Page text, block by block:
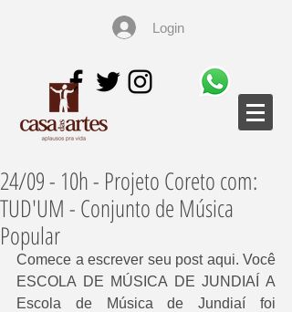
Login
24/09 - 10h - Projeto Coreto com:
TUD'UM - Conjunto de Música
Popular
Comece a escrever seu post aqui. Você
ESCOLA DE MÚSICA DE JUNDIAÍ A
Escola de Música de Jundiaí foi